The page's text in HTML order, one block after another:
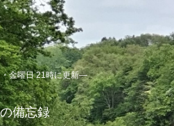
金曜日 21時に更新―
備忘録